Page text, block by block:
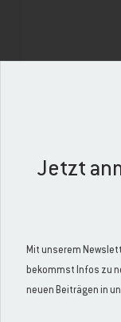
Dock Nr
Große
Jetzt
Mit unserem
bekommst Infos zu
neuen Beiträgen in